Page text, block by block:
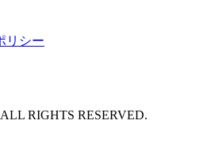
リシー
RIGHTS RESERVED.